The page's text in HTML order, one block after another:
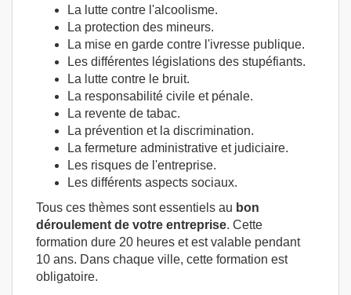
La lutte contre l'alcoolisme.
La protection des mineurs.
La mise en garde contre l'ivresse publique.
Les différentes législations des stupéfiants.
La lutte contre le bruit.
La responsabilité civile et pénale.
La revente de tabac.
La prévention et la discrimination.
La fermeture administrative et judiciaire.
Les risques de l'entreprise.
Les différents aspects sociaux.
Tous ces thèmes sont essentiels au bon
déroulement de votre entreprise. Cette
formation dure 20 heures et est valable pendant
10 ans. Dans chaque ville, cette formation est
obligatoire.